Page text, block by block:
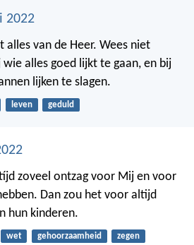
2022
alles van de Heer. Wees niet
alles goed lijkt te gaan, en bij
lijken te slagen.
leven geduld
zoveel ontzag voor Mij en voor
Dan zou het voor altijd
hun kinderen.
wet gehoorzaamheid zegen